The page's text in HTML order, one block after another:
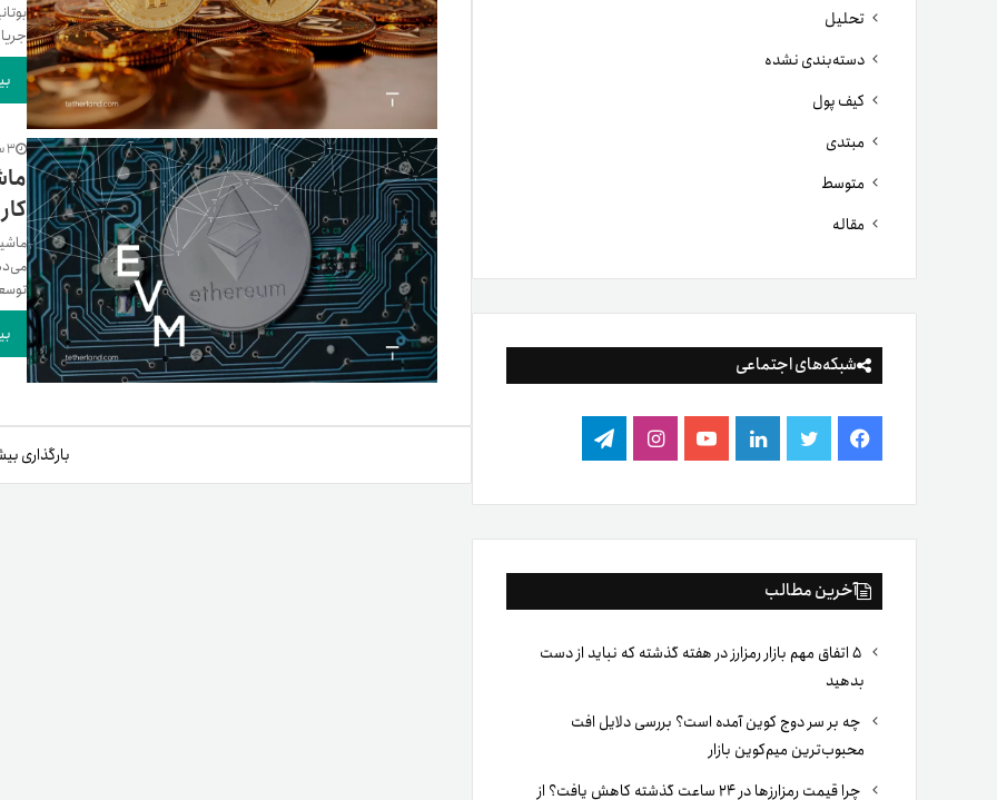
تحلیل
دسته‌بندی نشده
کیف پول
مبتدی
متوسط
مقاله
شبکه‌های اجتماعی
فیس
بوک
توییتر لینکدینیوتیوباینستاگرام
تلگرام
آخرین مطالب
۵ اتفاق مهم بازار رمزارز در هفته گذشته که نباید از دست
بدهید
چه بر سر دوج کوین آمده است؟ بررسی دلایل افت
محبوب‌ترین میم‌کوین بازار
چرا قیمت رمزارزها در ۲۴ ساعت گذشته کاهش یافت؟ از
3 سال پیش
بارگذاری